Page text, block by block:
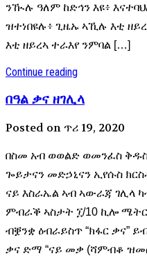
ንዂሉ ዓለም ከድኅን እዩ፥
ዝተነበዩሉ፥ ጊዜኡ ኣኺሉ እቲ
እቲ ዘይረኣ ተራእየ ንምባል […]
Continue reading
በዓል ቃና ዘገሊላ
Posted on ጥሪ 19, 2020
በስመ አብ ወወልድ ወመንፈስ
ጐይታናን መድኃኒናን ኢየሱስ
ናይ እስራኤል ኣብ ኣውራጃ ገሊላ
ምብራቕ ኣስታት ፲/10 ኪሎ
ብቛንቋ ዕብራይስጥ “ክፋር ቃና”
ቃና ድማ “ናይ መቃ (ሻምብቆ